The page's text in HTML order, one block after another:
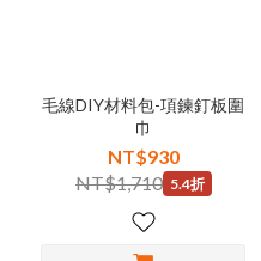
毛線DIY材料包-項鍊釘板圍
巾
NT$930
NT$1,710 5.4折